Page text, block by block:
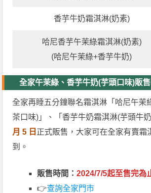
香芋牛奶霜淇淋(奶素)
哈尼香芋午茉綠霜淇淋(奶素)
(哈尼午茉綠+香芋牛奶)
全家午茉綠、香芋牛奶(芋頭口味)販
全家再睡五分鐘聯名霜淇淋「哈尼午茉
茶口味)」、「香芋牛奶霜淇淋(芋頭牛
月 5 日 正式販售，大家可在全家有賣霜
到。
販售時間：2024/7/5起至售完為
👉查詢全家門市